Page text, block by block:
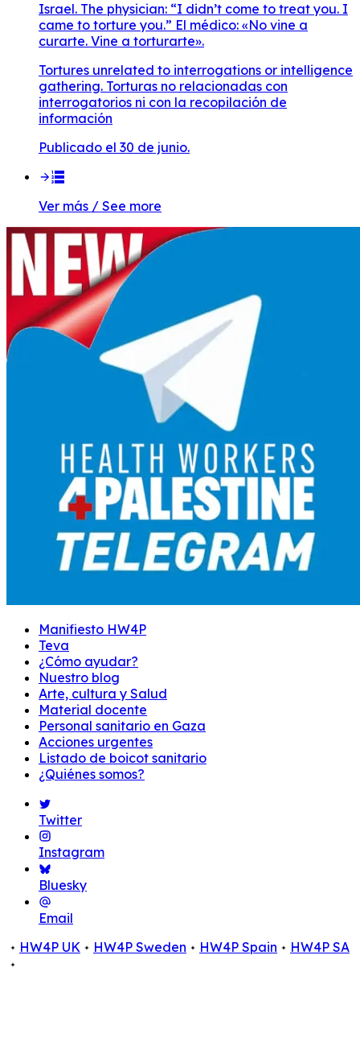
Israel. The physician: “I didn’t come to treat you. I
came to torture you.” El médico: «No vine a
curarte. Vine a torturarte».
Tortures unrelated to interrogations or intelligence
gathering. Torturas no relacionadas con
interrogatorios ni con la recopilación de
información
Publicado el 30 de junio.
Ver más / See more
Manifiesto HW4P
Teva
¿Cómo ayudar?
Nuestro blog
Arte, cultura y Salud
Material docente
Personal sanitario en Gaza
Acciones urgentes
Listado de boicot sanitario
¿Quiénes somos?
Twitter
Instagram
Bluesky
Email
HW4P UK
HW4P Sweden HW4P Spain HW4P SA